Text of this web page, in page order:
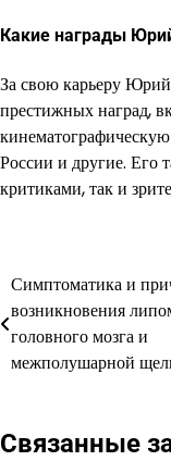
Какие награды
За свою карьеру
престижных наград,
России и другие. Его
критиками, так и
по
записям
Симптоматика и
возникновения
головного мозга и
межполушарной
Связанные